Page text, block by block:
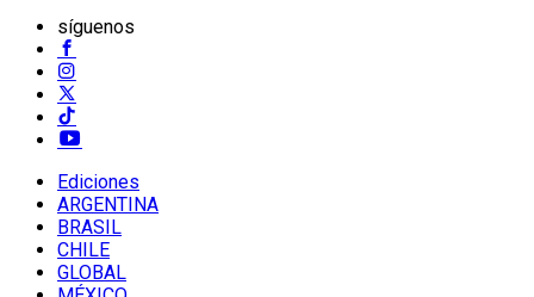
síguenos
Ediciones
ARGENTINA
BRASIL
CHILE
GLOBAL